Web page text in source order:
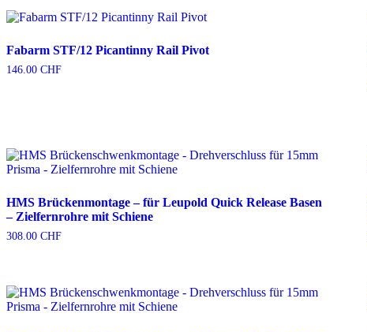
Fabarm STF/12 Picantinny Rail Pivot
146.00 CHF
HMS Brückenmontage – für Leupold Quick Release Basen
– Zielfernrohre mit Schiene
308.00 CHF